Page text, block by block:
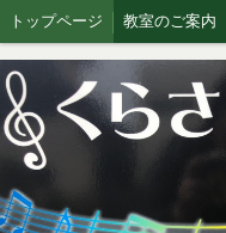
トップページ 教室のご案内
イベント/無料体験 ブログ